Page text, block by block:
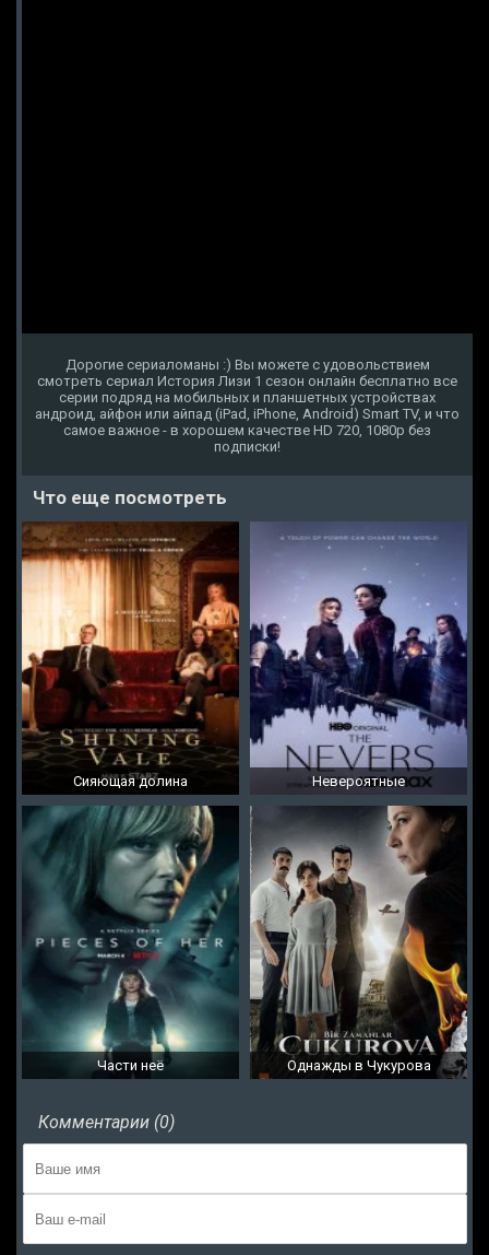
Дорогие сериаломаны :) Вы можете с удовольствием
смотреть сериал История Лизи 1 сезон онлайн бесплатно все
серии подряд на мобильных и планшетных устройствах
андроид, айфон или айпад (iPad, iPhone, Android) Smart TV, и что
самое важное - в хорошем качестве HD 720, 1080p без
подписки!
Что еще посмотреть
Сияющая долина Невероятные
Части неё Однажды в Чукурова
Комментарии (0)